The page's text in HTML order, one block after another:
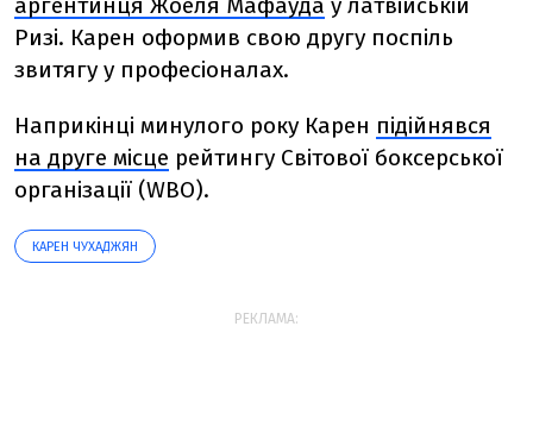
Ризі. Карен оформив свою другу поспіль
звитягу у професіоналах.
Наприкінці минулого року Карен підійнявся
на друге місце рейтингу Світової боксерської
організації (WBO).
КАРЕН ЧУХАДЖЯН
РЕКЛАМА: